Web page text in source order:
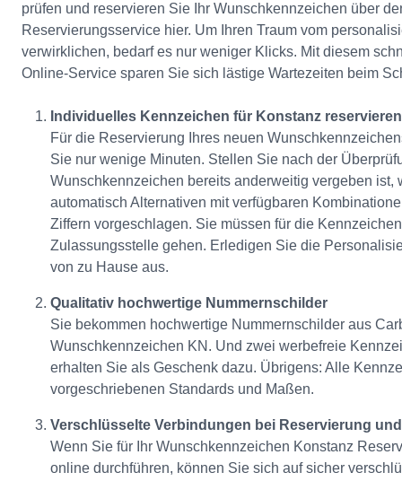
prüfen und reservieren Sie Ihr Wunschkennzeichen über
Reservierungsservice hier. Um Ihren Traum vom
verwirklichen, bedarf es nur weniger Klicks. Mit diesem
Online-Service sparen Sie sich lästige Wartezeiten beim
Individuelles Kennzeichen für Konstanz reservieren
Für die Reservierung Ihres neuen
Sie nur wenige Minuten. Stellen Sie nach der
Wunschkennzeichen bereits anderweitig vergeben ist,
automatisch Alternativen mit verfügbaren
Ziffern vorgeschlagen. Sie müssen für die
Zulassungsstelle gehen. Erledigen Sie die
von zu Hause aus.
Qualitativ hochwertige Nummernschilder
Sie bekommen hochwertige Nummernschilder aus
Wunschkennzeichen KN. Und zwei werbefreie
erhalten Sie als Geschenk dazu. Übrigens: Alle
vorgeschriebenen Standards und Maßen.
Verschlüsselte Verbindungen bei Reservierung
Wenn Sie für Ihr Wunschkennzeichen Konstanz
online durchführen, können Sie sich auf sicher